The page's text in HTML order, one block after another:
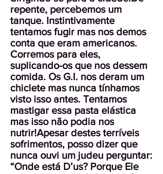
repente, percebemos um
tanque. Instintivamente
tentamos fugir mas nos demos
conta que eram americanos.
Corremos para eles,
suplicando-os que nos dessem
comida. Os G.I. nos deram um
chiclete mas nunca tínhamos
visto isso antes. Tentamos
mastigar essa pasta elástica
mas isso não podia nos
nutrir!Apesar destes terríveis
sofrimentos, posso dizer que
nunca ouvi um judeu perguntar:
“Onde está D’us? Porque Ele